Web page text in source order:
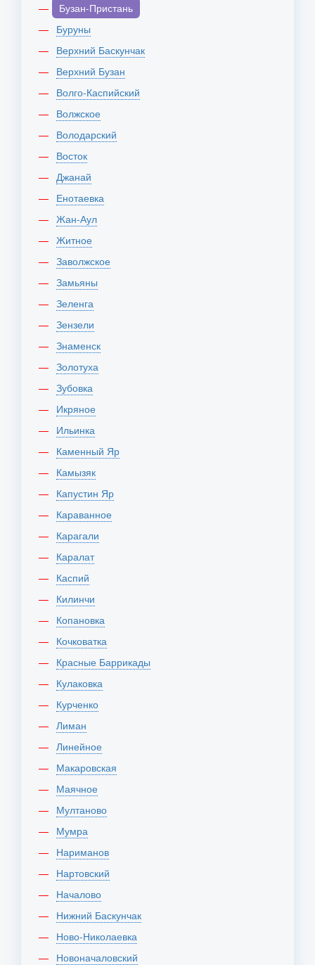
Бузан-Пристань
Буруны
Верхний Баскунчак
Верхний Бузан
Волго-Каспийский
Волжское
Володарский
Восток
Джанай
Енотаевка
Жан-Аул
Житное
Заволжское
Замьяны
Зеленга
Зензели
Знаменск
Золотуха
Зубовка
Икряное
Ильинка
Каменный Яр
Камызяк
Капустин Яр
Караванное
Карагали
Каралат
Каспий
Килинчи
Копановка
Кочковатка
Красные Баррикады
Кулаковка
Курченко
Лиман
Линейное
Макаровская
Маячное
Мултаново
Мумра
Нариманов
Нартовский
Началово
Нижний Баскунчак
Ново-Николаевка
Новоначаловский